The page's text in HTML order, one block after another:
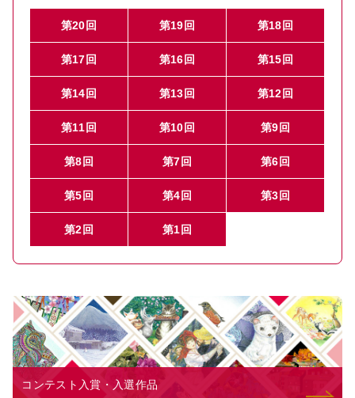
第20回 第19回 第18回
第17回 第16回 第15回
第14回 第13回 第12回
第11回 第10回 第9回
第8回 第7回 第6回
第5回 第4回 第3回
第2回 第1回
コンテスト入賞・入選作品